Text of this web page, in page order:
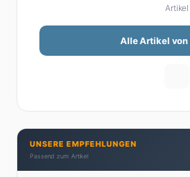
mit der Leidenschaft eines
halbe Miete: Hannes ist auch
SUV bis zum Oldtimer-Projekt
zerlegt oder beides. Seine
Campingtrip mit den Jungs. Sein
für langweilige
Artikel
Alle Artikel von
UNSERE EMPFEHLUNGEN
Passend zum Artikel